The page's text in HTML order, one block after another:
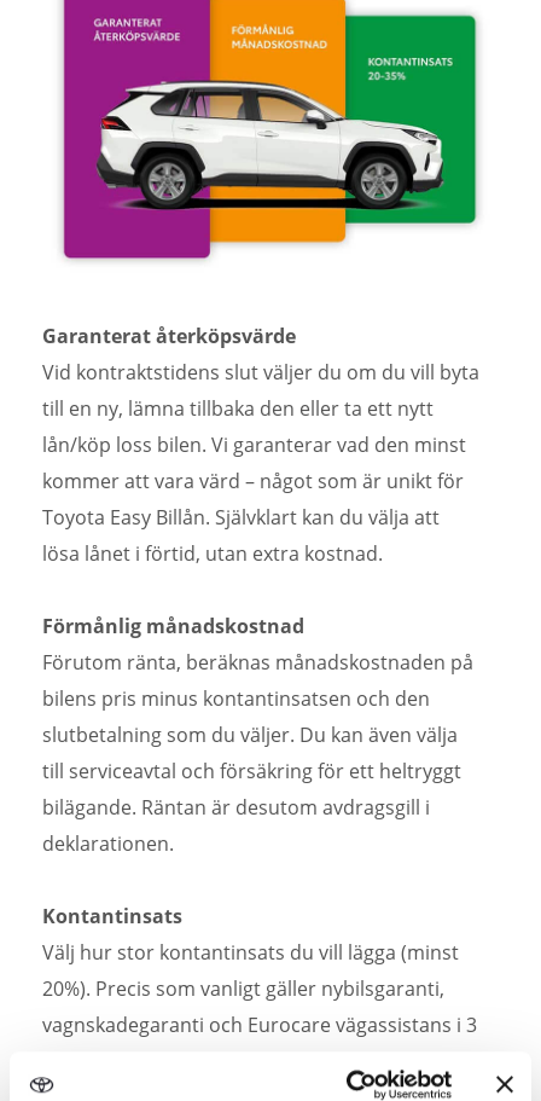
Garanterat återköpsvärde
Vid kontraktstidens slut väljer du om du vill byta
till en ny, lämna tillbaka den eller ta ett nytt
lån/köp loss bilen. Vi garanterar vad den minst
kommer att vara värd – något som är unikt för
Toyota Easy Billån. Självklart kan du välja att
lösa lånet i förtid, utan extra kostnad.
Förmånlig månadskostnad
Förutom ränta, beräknas månadskostnaden på
bilens pris minus kontantinsatsen och den
slutbetalning som du väljer. Du kan även välja
till serviceavtal och försäkring för ett heltryggt
bilägande. Räntan är desutom avdragsgill i
deklarationen.
Kontantinsats
Välj hur stor kontantinsats du vill lägga (minst
20%). Precis som vanligt gäller nybilsgaranti,
vagnskadegaranti och Eurocare vägassistans i 3